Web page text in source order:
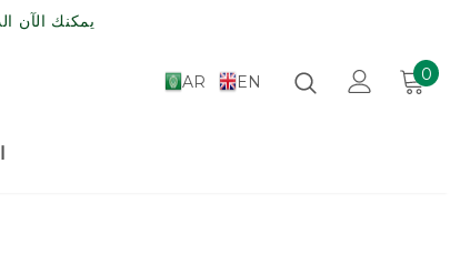
يمكنك الآن الدفع
AR EN 0